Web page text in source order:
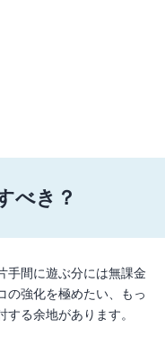
べき？
手間に遊ぶ分には無課金
の強化を極めたい、もっ
る余地があります。